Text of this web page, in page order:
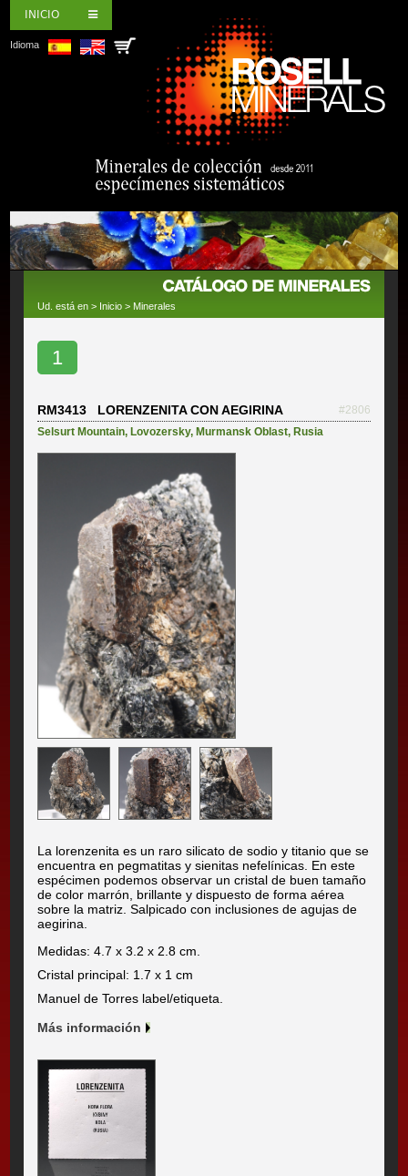
INICIO
Idioma
Ud. está en > Inicio > Minerales
1
RM3413 LORENZENITA CON AEGIRINA
#2806
Selsurt Mountain, Lovozersky, Murmansk Oblast, Rusia
La lorenzenita es un raro silicato de sodio y titanio que se
encuentra en pegmatitas y sienitas nefelínicas. En este
espécimen podemos observar un cristal de buen tamaño
de color marrón, brillante y dispuesto de forma aérea
sobre la matriz. Salpicado con inclusiones de agujas de
aegirina.
Medidas: 4.7 x 3.2 x 2.8 cm.
Cristal principal: 1.7 x 1 cm
Manuel de Torres label/etiqueta.
Más información